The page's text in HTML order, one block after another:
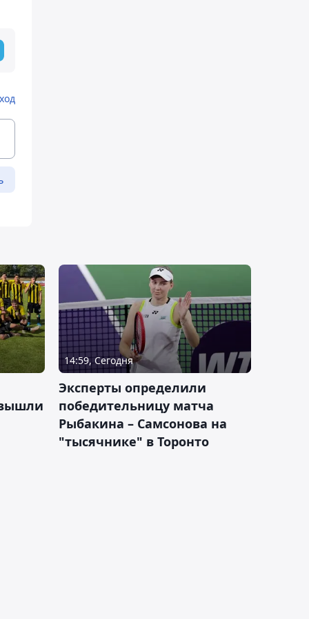
14:59, Сегодня
Эксперты определили
победительницу матча
Рыбакина – Самсонова на
"тысячнике" в Торонто